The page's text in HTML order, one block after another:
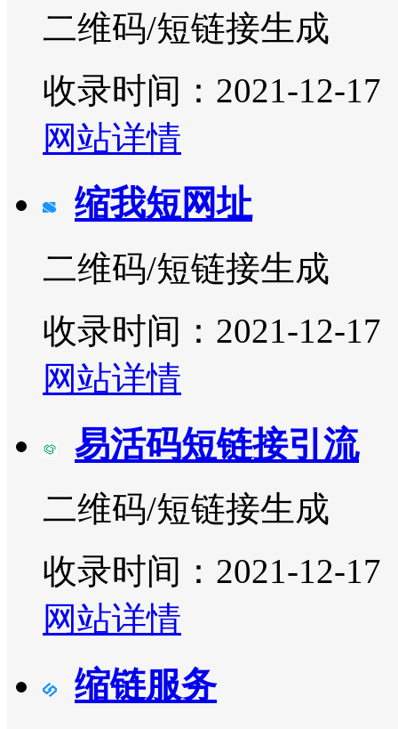
二维码/短链接生成
收录时间：2021-12-17
网站详情
缩我短网址
二维码/短链接生成
收录时间：2021-12-17
网站详情
易活码短链接引流
二维码/短链接生成
收录时间：2021-12-17
网站详情
缩链服务